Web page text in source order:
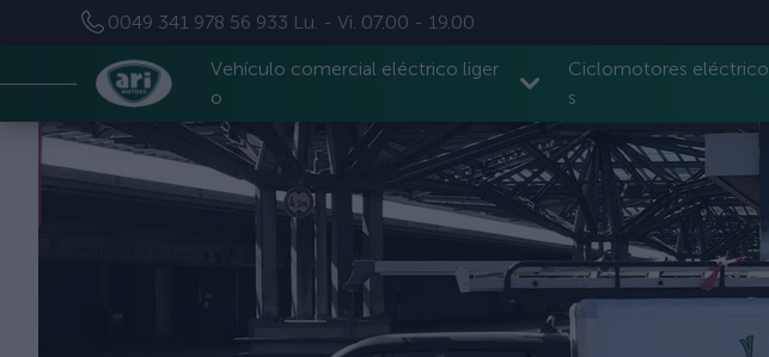
0049 341 978 56 933 Lu. - Vi. 07.00 - 19.00
Vehículo comercial eléctrico liger
o
Ciclomotores eléctrico
s